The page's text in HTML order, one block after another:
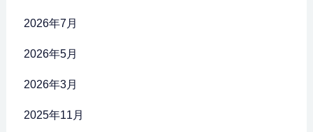
2026年7月
2026年5月
2026年3月
2025年11月